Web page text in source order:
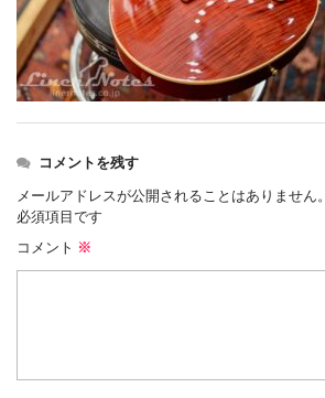
コメントを残す
メールアドレスが公開されることはありません。
必須項目です
コメント ※